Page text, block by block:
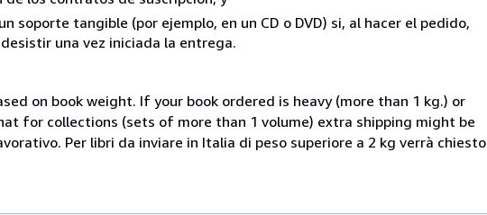
tangible (por ejemplo, en un CD o DVD) si, al hacer el pedido,
una vez iniciada la entrega.
on book weight. If your book ordered is heavy (more than 1 kg.) or
for collections (sets of more than 1 volume) extra shipping might be
Per libri da inviare in Italia di peso superiore a 2 kg verrà chiesto